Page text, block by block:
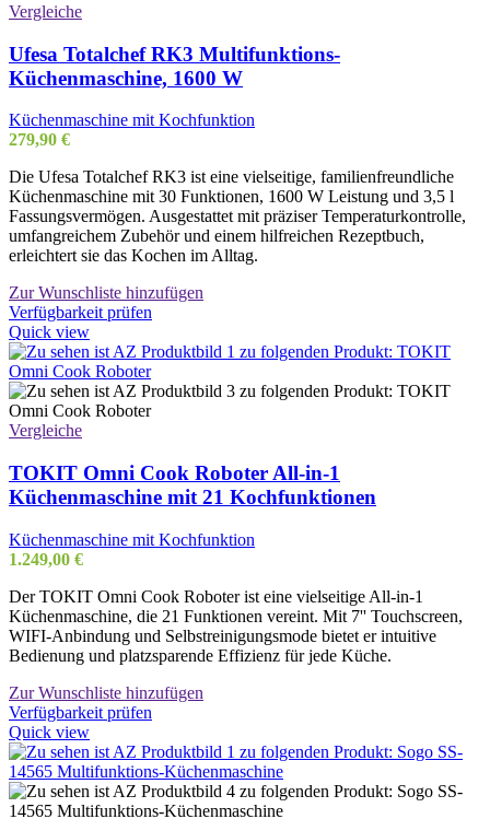
Vergleiche
Ufesa Totalchef RK3 Multifunktions-
Küchenmaschine, 1600 W
Küchenmaschine mit Kochfunktion
279,90 €
Die Ufesa Totalchef RK3 ist eine vielseitige, familienfreundliche
Küchenmaschine mit 30 Funktionen, 1600 W Leistung und 3,5 l
Fassungsvermögen. Ausgestattet mit präziser Temperaturkontrolle,
umfangreichem Zubehör und einem hilfreichen Rezeptbuch,
erleichtert sie das Kochen im Alltag.
Zur Wunschliste hinzufügen
Verfügbarkeit prüfen
Quick view
Vergleiche
TOKIT Omni Cook Roboter All-in-1
Küchenmaschine mit 21 Kochfunktionen
Küchenmaschine mit Kochfunktion
1.249,00 €
Der TOKIT Omni Cook Roboter ist eine vielseitige All-in-1
Küchenmaschine, die 21 Funktionen vereint. Mit 7'' Touchscreen,
WIFI-Anbindung und Selbstreinigungsmode bietet er intuitive
Bedienung und platzsparende Effizienz für jede Küche.
Zur Wunschliste hinzufügen
Verfügbarkeit prüfen
Quick view